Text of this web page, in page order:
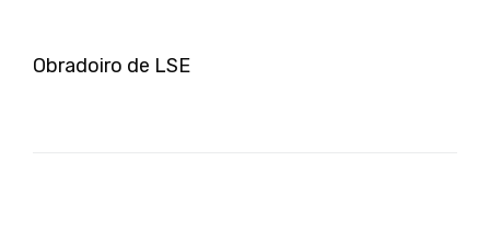
Obradoiro de LSE